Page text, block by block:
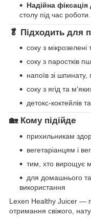
Надійна
столу під час роботи.
🥬 Підходить для
соку з мікрозелені
соку з паростків
напоїв зі
соку з ягід та
детокс-коктейлів
🏡 Кому підійде
прихильникам
вегетаріанцям і
тим, хто вирощує
для домашнього
використання
Lexen Healthy Juicer —
отримання свіжого,